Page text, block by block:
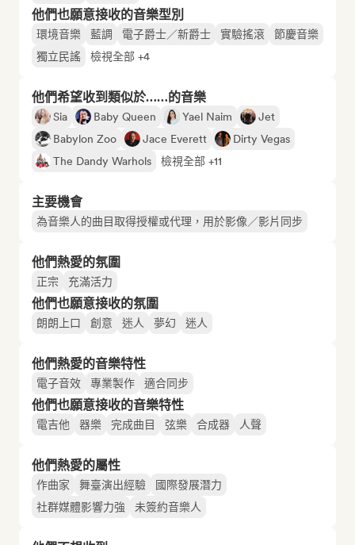
他們也願意接收的音樂型別
環境音樂 藍調 電子爵士／新爵士 實驗搖滾
節慶音樂
獨立民謠
檢視全部 +4
他們希望收到類似於……的音樂
Sia Baby Queen Yael Naim
Jet
Babylon Zoo
Jace Everett
Dirty Vegas
The Dandy Warhols
檢視全部 +11
主要機會
為音樂人的曲目取得授權或代理，用於影像／影片同步
他們熱愛的氛圍
正宗 充滿活力
他們也願意接收的氛圍
朗朗上口 創意 迷人 夢幻 迷人
他們熱愛的音樂特性
電子音效 專業製作 適合同步
他們也願意接收的音樂特性
電吉他 器樂 完成曲目 弦樂 合成器 人聲
他們熱愛的屬性
作曲家 舞臺演出經驗
國際發展潛力
社群媒體影響力強
未簽約音樂人